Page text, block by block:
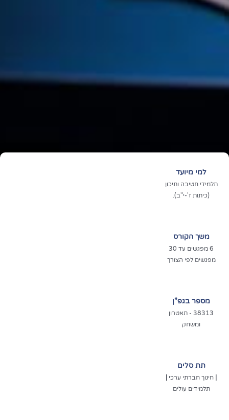
למי מיועד
תלמידי חטיבה ותיכון
(כיתות ז'-י"ב).
משך הקורס
6 מפגשים עד 30
מפגשים לפי הצורך
מספר בגפ"ן
38313 - תאטרון
ומשחק
תת סלים
חינוך חברתי ערכי
תלמידים עולים